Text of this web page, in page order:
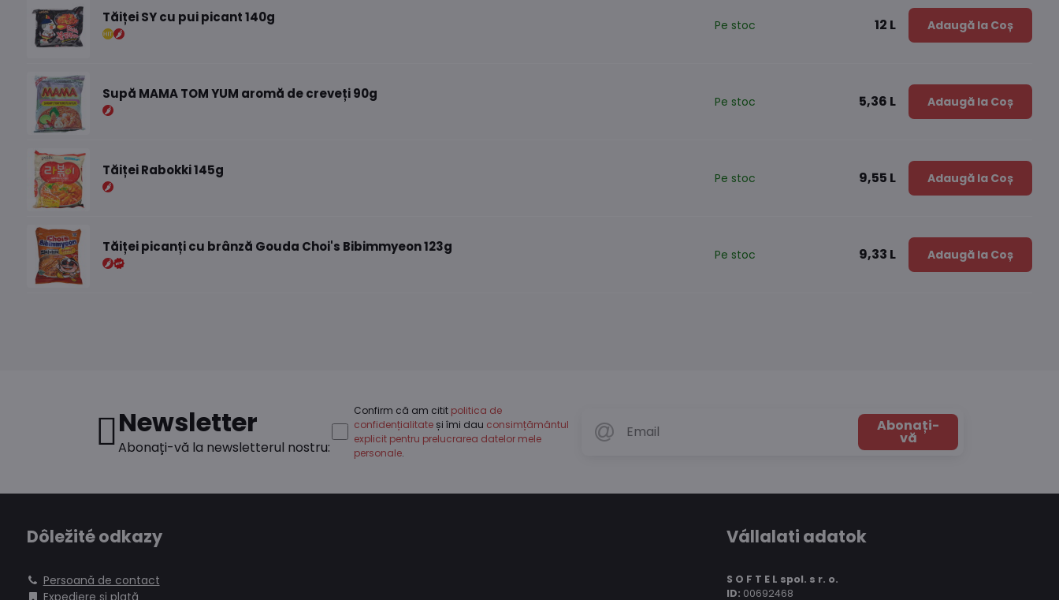
Tăiței SY cu pui picant 140g Pe stoc 12 L Adaugă la Coș
Supă MAMA TOM YUM aromă de creveți 90g Pe stoc 5,36 L Adaugă la Coș
Tăiței Rabokki 145g Pe stoc 9,55 L Adaugă la Coș
Tăiței picanți cu brânză Gouda Choi's Bibimmyeon 123g Pe stoc 9,33 L Adaugă la Coș
Newsletter
Abonați-vă la newsletterul nostru:
Abonați-
vă
Confirm că am citit politica de
confidențialitateși îmi dau consimțământul
explicit pentru prelucrarea datelor mele
personale.
Dôležité odkazy
Persoană de contact
Expediere și plată
Vállalati adatok
S O F T E L spol. s r. o.
ID: 00692468